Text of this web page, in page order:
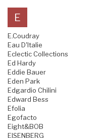
E
E.Coudray
Eau D'Italie
Eclectic Collections
Ed Hardy
Eddie Bauer
Eden Park
Edgardio Chilini
Edward Bess
Efolia
Egofacto
Eight&BOB
EISENBERG